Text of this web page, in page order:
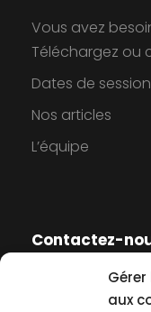
aux
Vous avez
Téléchargez ou
Dates de
Nos articles
L’équipe
Contactez-
Contactez-nous